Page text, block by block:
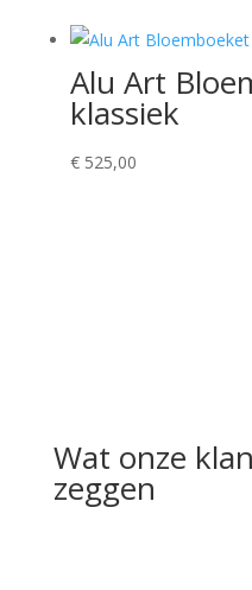
Alu Art
klassiek
€525,00
Wat onze
zeggen